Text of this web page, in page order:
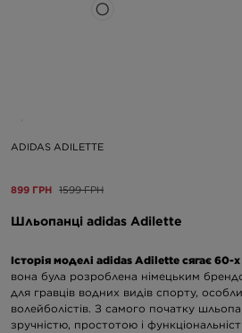
ADIDAS ADILETTE
899 ГРН 1599 ГРН
Шльопанці adidas Adilette
Історія моделі adidas Adilette сягає 60-х
вона була розроблена німецьким
для гравців водних видів спорту,
волейболістів. З самого початку
зручністю, простотою і